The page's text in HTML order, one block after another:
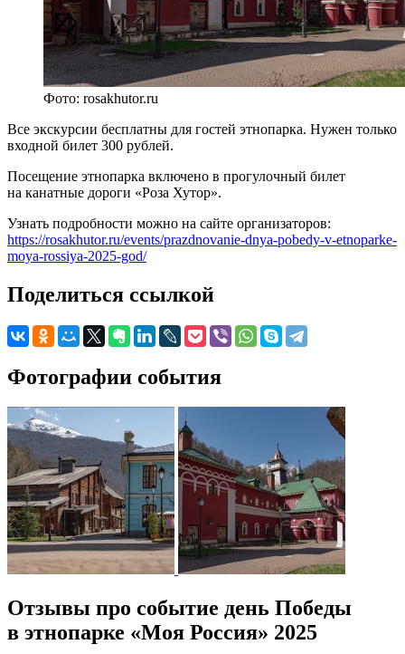
Фото: rosakhutor.ru
Все экскурсии бесплатны для гостей этнопарка. Нужен только
входной билет 300 рублей.
Посещение этнопарка включено в прогулочный билет
на канатные дороги «Роза Хутор».
Узнать подробности можно на сайте организаторов:
https://rosakhutor.ru/events/prazdnovanie-dnya-pobedy-v-etnoparke-
moya-rossiya-2025-god/
Поделиться ссылкой
Фотографии события
Отзывы про событие день Победы
в этнопарке «Моя Россия» 2025